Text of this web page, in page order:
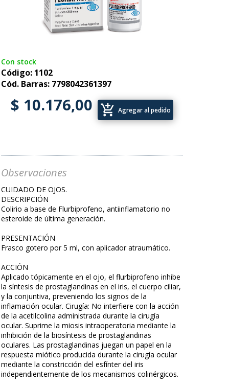
Con stock
Código: 1102
Cód. Barras: 7798042361397
$ 10.176,00 add_shopping_cart Agregar al pedido
Observaciones
CUIDADO DE OJOS.
DESCRIPCIÓN
Colirio a base de Flurbiprofeno, antiinflamatorio no
esteroide de última generación.
PRESENTACIÓN
Frasco gotero por 5 ml, con aplicador atraumático.
ACCIÓN
Aplicado tópicamente en el ojo, el flurbiprofeno inhibe
la síntesis de prostaglandinas en el iris, el cuerpo ciliar,
y la conjuntiva, preveniendo los signos de la
inflamación ocular. Cirugía: No interfiere con la acción
de la acetilcolina administrada durante la cirugía
ocular. Suprime la miosis intraoperatoria mediante la
inhibición de la biosíntesis de prostaglandinas
oculares. Las prostaglandinas juegan un papel en la
respuesta miótico producida durante la cirugía ocular
mediante la constricción del esfínter del iris
independientemente de los mecanismos colinérgicos.